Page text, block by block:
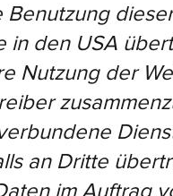
den USA
Nutzung der
an Dritte